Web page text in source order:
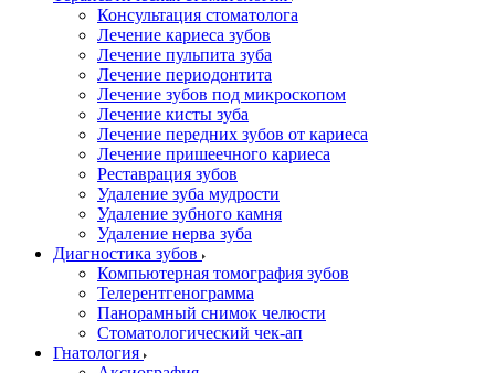
Консультация стоматолога
Лечение кариеса зубов
Лечение пульпита зуба
Лечение периодонтита
Лечение зубов под микроскопом
Лечение кисты зуба
Лечение передних зубов от кариеса
Лечение пришеечного кариеса
Реставрация зубов
Удаление зуба мудрости
Удаление зубного камня
Удаление нерва зуба
Диагностика зубов
Компьютерная томография зубов
Телерентгенограмма
Панорамный снимок челюсти
Стоматологический чек-ап
Гнатология